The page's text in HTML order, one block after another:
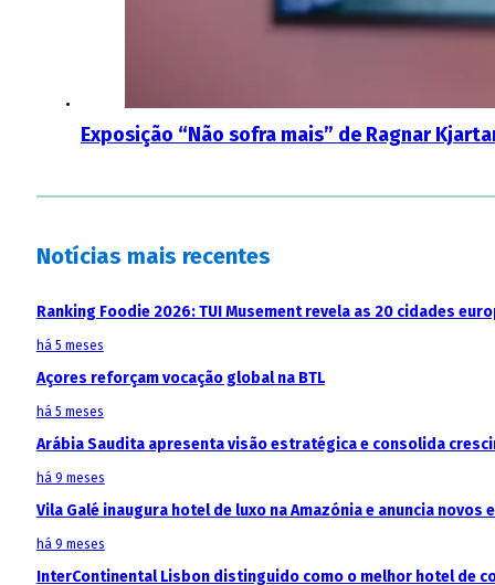
Exposição “Não sofra mais” de Ragnar
Notícias mais recentes
Ranking Foodie 2026: TUI Musement revela as 20 cidades
há 5 meses
Açores reforçam vocação global na BTL
há 5 meses
Arábia Saudita apresenta visão estratégica e consolida
há 9 meses
Vila Galé inaugura hotel de luxo na Amazónia e anuncia
há 9 meses
InterContinental Lisbon distinguido como o melhor hotel de